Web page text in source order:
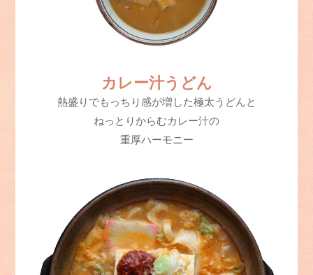
カレー汁うどん
熱盛りでもっちり感が増した極太うどんと
ねっとりからむカレー汁の
重厚ハーモニー